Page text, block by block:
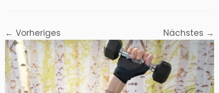
← Vorheriges Nächstes →